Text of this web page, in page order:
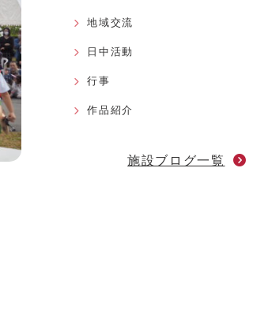
地域交流
日中活動
行事
作品紹介
施設ブログ一覧